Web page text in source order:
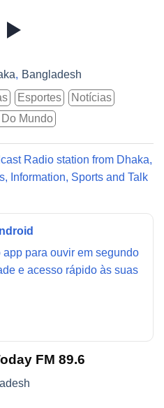
, Bangladesh
Esportes
Notícias
Mundo
Radio station from Dhaka,
Information, Sports and Talk
para ouvir em segundo
e acesso rápido às suas
FM 89.6